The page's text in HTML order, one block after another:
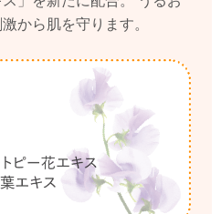
から肌を守ります。